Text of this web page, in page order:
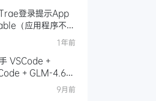
登录提示App
（应用程序不可
法，这份官方指南
1年前
VSCode +
+ GLM-4.6
配置教程
9月前